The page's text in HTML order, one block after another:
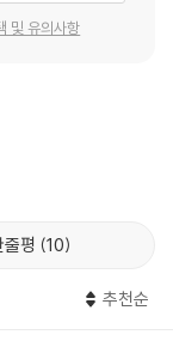
는 미숙한 사랑, 이
임신, 세계 대전 종전
찾아온다.
격에 빠뜨린 문제
진 생애, 그리고 그가
및 유의사항
줄평 10
추천순